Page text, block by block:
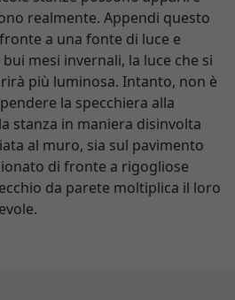
realmente. Appendi questo
a una fonte di luce e
mesi invernali, la luce che si
più luminosa. Intanto, non è
la specchiera alla
stanza in maniera disinvolta
al muro, sia sul pavimento
di fronte a rigogliose
da parete moltiplica il loro